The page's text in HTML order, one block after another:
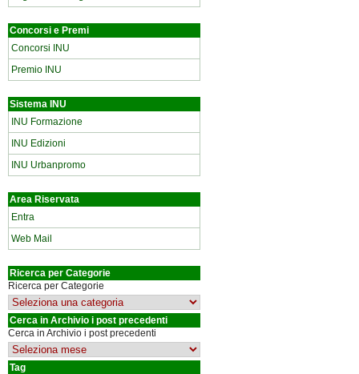
Concorsi e Premi
Concorsi INU
Premio INU
Sistema INU
INU Formazione
INU Edizioni
INU Urbanpromo
Area Riservata
Entra
Web Mail
Ricerca per Categorie
Ricerca per Categorie
Cerca in Archivio i post precedenti
Cerca in Archivio i post precedenti
Tag